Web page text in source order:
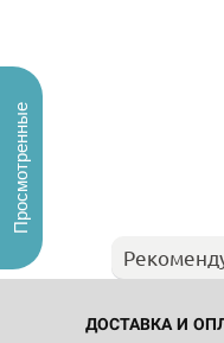
ДОСТАВКА И
Просмотренные